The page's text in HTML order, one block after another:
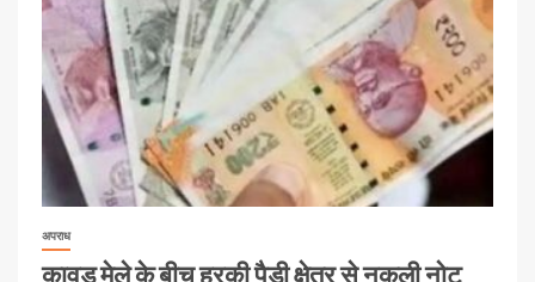
अपराध
कावड़ मेले के बीच हरकी पैड़ी क्षेत्र से नकली नोट